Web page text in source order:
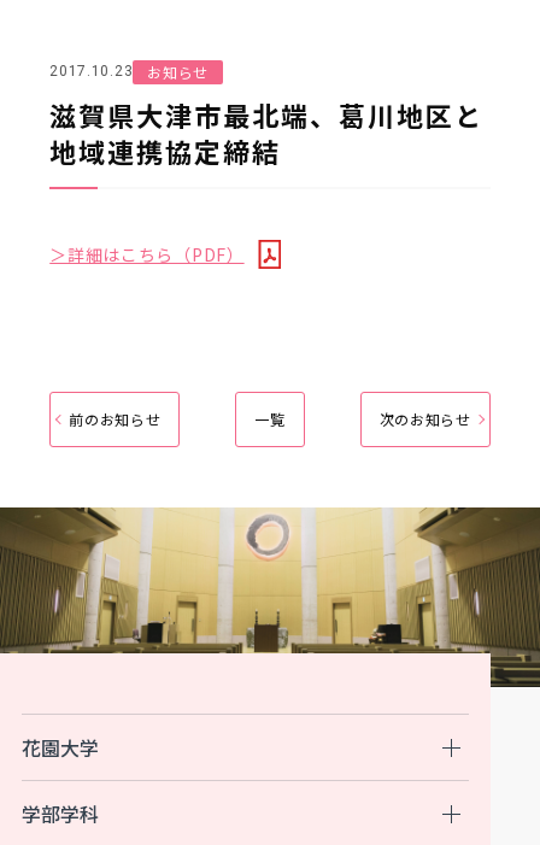
2017.10.23 お知らせ
滋賀県大津市最北端、葛川地区と
地域連携協定締結
＞詳細はこちら（PDF）
前のお知らせ 一覧 次のお知らせ
花園大学
学部学科